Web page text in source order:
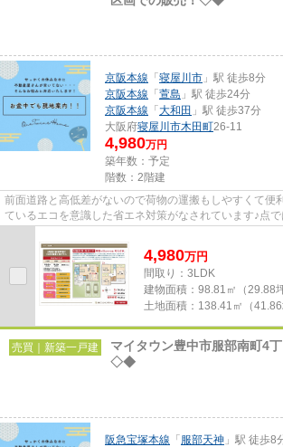
京阪本線 「 寝屋川市 」駅 徒歩8分
京阪本線 「 萱島 」駅 徒歩24分
京阪本線 「 大和田 」駅 徒歩37分
大阪府寝屋川市木田町26-11
4,980万円
築年数：予定
階数：2階建
前面道路と高低差がないので荷物の運搬もしやすくて便
ているエコを意識した省エネ対策がなされています♪点
4,980万円
間取り：3LDK
建物面積： 98.81㎡（29.88坪
土地面積： 138.41㎡（41.86
売買｜新築一戸建
マイタウン豊中市服部南町4
◇◆
阪急宝塚本線 「 服部天神 」駅 徒歩8